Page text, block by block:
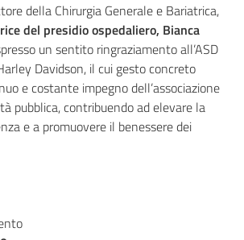
della Chirurgia Generale e Bariatrica,
del presidio ospedaliero, Bianca
un sentito ringraziamento all’ASD
Davidson, il cui gesto concreto
e costante impegno dell’associazione
pubblica, contribuendo ad elevare la
e a promuovere il benessere dei